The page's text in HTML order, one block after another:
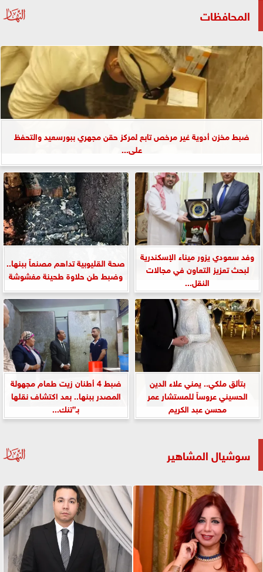
المحافظات
ضبط مخزن أدوية غير مرخص تابع لمركز حقن مجهري ببورسعيد والتحفظ
على...
وفد سعودي يزور ميناء الإسكندرية
لبحث تعزيز التعاون في مجالات
النقل...
صحة القليوبية تداهم مصنعاً ببنها..
وضبط طن حلاوة طحينة مغشوشة
بتألق ملكي.. يمني علاء الدين
الحسيني عروساً للمستشار عمر
محسن عبد الكريم
ضبط 4 أطنان زيت طعام مجهولة
المصدر ببنها.. بعد اكتشاف نقلها
بـ”تنك...
سوشيال المشاهير